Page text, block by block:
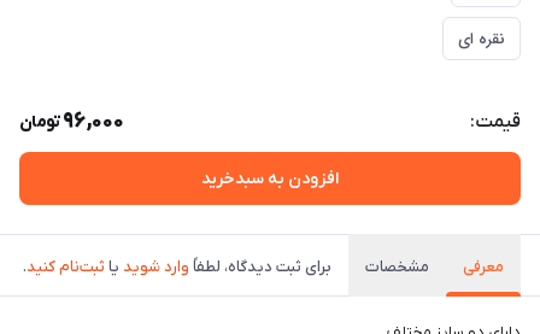
نقره ای
قیمت: 96,000تومان
افزودن به سبدخرید
معرفی مشخصات برای ثبت دیدگاه، لطفاً وارد شوید یا ثبت‌نام کنید.